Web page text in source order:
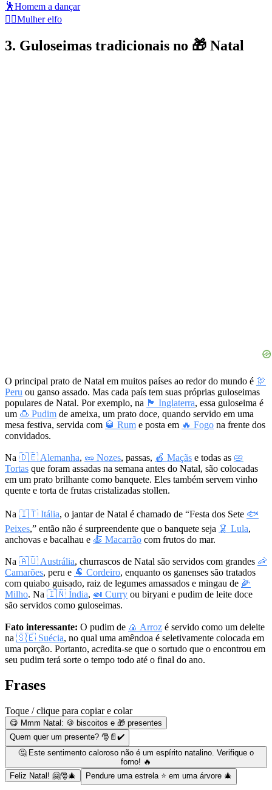
🕺Homem a dançar
🧝‍♀️Mulher elfo
3. Guloseimas tradicionais no 🎁 Natal
O principal prato de Natal em muitos países ao redor do mundo é 🦃
Peru ou ganso assado. Mas cada país tem suas próprias guloseimas
populares de Natal. Por exemplo, na 🏴󠁧󠁢󠁥󠁮󠁧󠁿 Inglaterra, essa guloseima é
um 🍮 Pudim de ameixa, um prato doce, quando servido em uma
mesa festiva, servida com 🥃 Rum e posta em 🔥 Fogo na frente dos
convidados.
Na 🇩🇪 Alemanha, 🥜 Nozes, passas, 🍎 Maçãs e todas as 🥧
Tortas que foram assadas na semana antes do Natal, são colocadas
em um prato brilhante como banquete. Eles também servem vinho
quente e torta de frutas cristalizadas stollen.
Na 🇮🇹 Itália, o jantar de Natal é chamado de “Festa dos Sete 🐟
Peixes,” então não é surpreendente que o banquete seja 🦑 Lula,
anchovas e bacalhau e 🍝 Macarrão com frutos do mar.
Na 🇦🇺 Austrália, churrascos de Natal são servidos com grandes 🦐
Camarões, peru e 🐏 Cordeiro, enquanto os ganenses são tratados
com quiabo guisado, raiz de legumes amassados e mingau de 🌽
Milho. Na 🇮🇳 Índia, 🍛 Curry ou biryani e pudim de leite doce
são servidos como guloseimas.
Fato interessante: O pudim de 🍙 Arroz é servido como um deleite
na 🇸🇪 Suécia, no qual uma amêndoa é seletivamente colocada em
uma porção. Portanto, acredita-se que o sortudo que o encontrou em
seu pudim terá sorte o tempo todo até o final do ano.
Frases
Toque / clique para copiar e colar
😋 Mmm Natal: 🍪 biscoitos e 🎁 presentes
Quem quer um presente? 🎅📄✔️
🤔 Este sentimento caloroso não é um espírito natalino. Verifique o
forno! 🔥
Feliz Natal! 🤗🎅🎄
Pendure uma estrela ⭐ em uma árvore 🎄